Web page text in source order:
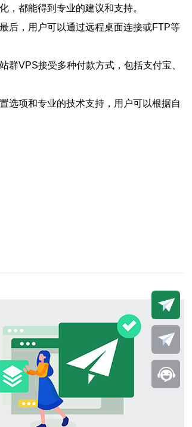
，都能得到专业的建议和支持。
后，用户可以通过远程桌面连接或FTP等
VPS接受多种付款方式，包括支付宝、
选项和专业的技术支持，用户可以根据自